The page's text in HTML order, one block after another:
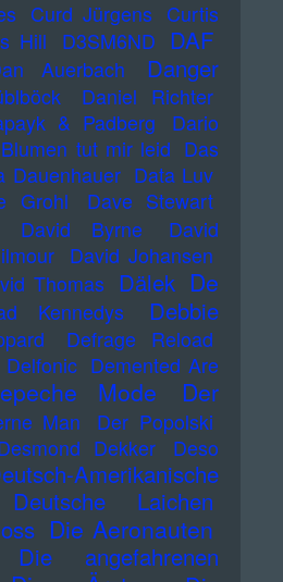
Curd Jürgens Curtis
Hill D3SM6ND DAF
Auerbach
Danger
Daniel Richter
& Padberg
Dario
tut mir leid Das
Dauenhauer Data Luv
Grohl Dave Stewart
David Byrne
David
David Johansen
Thomas Dälek De
Kennedys
Debbie
Defrage Reload
Delfonic Demented Are
Mode
Der
Man
Der Popolski
Dekker
Deso
Amerikanische
Deutsche Laichen
Die Aeronauten
Die angefahrenen